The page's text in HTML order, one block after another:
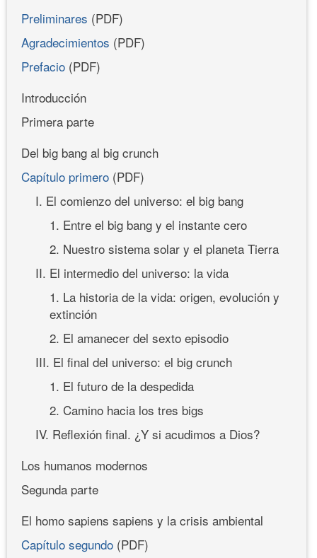
Preliminares (PDF)
Agradecimientos (PDF)
Prefacio (PDF)
Introducción
Primera parte
Del big bang al big crunch
Capítulo primero (PDF)
I. El comienzo del universo: el big bang
1. Entre el big bang y el instante cero
2. Nuestro sistema solar y el planeta Tierra
II. El intermedio del universo: la vida
1. La historia de la vida: origen, evolución y
extinción
2. El amanecer del sexto episodio
III. El final del universo: el big crunch
1. El futuro de la despedida
2. Camino hacia los tres bigs
IV. Reflexión final. ¿Y si acudimos a Dios?
Los humanos modernos
Segunda parte
El homo sapiens sapiens y la crisis ambiental
Capítulo segundo (PDF)